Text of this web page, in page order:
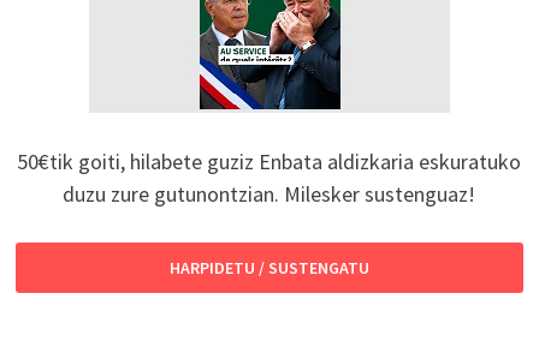
50€tik goiti, hilabete guziz Enbata aldizkaria eskuratuko
duzu zure gutunontzian. Milesker sustenguaz!
HARPIDETU / SUSTENGATU